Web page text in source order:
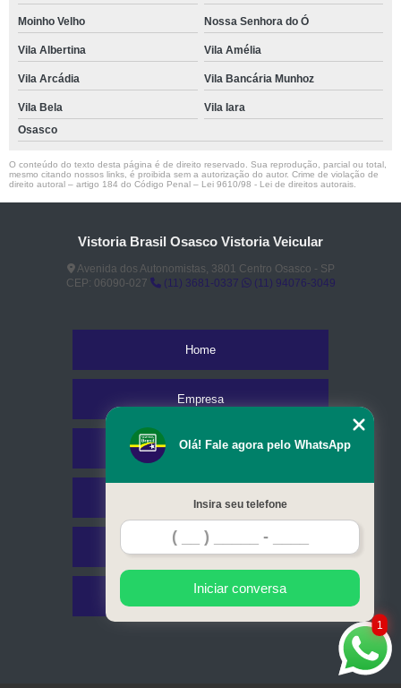
Moinho Velho Nossa Senhora do Ó
Vila Albertina Vila Amélia
Vila Arcádia Vila Bancária Munhoz
Vila Bela
Vila Iara
Osasco
O conteúdo do texto desta página é de direito reservado. Sua reprodução, parcial ou total,
mesmo citando nossos links, é proibida sem a autorização do autor. Crime de violação de
direito autoral – artigo 184 do Código Penal – Lei 9610/98 - Lei de direitos autorais
Vistoria Brasil Osasco Vistoria Veicular
Avenida dos Autonomistas, 3801 Centro Osasco - SP
CEP: 06090-027
(11) 3681-0337 (11) 94076-3049
Home
Empresa
Missão
Serviços
Contato
Mapa do site
1
Olá! Fale agora pelo WhatsApp
Insira seu telefone
Iniciar conversa